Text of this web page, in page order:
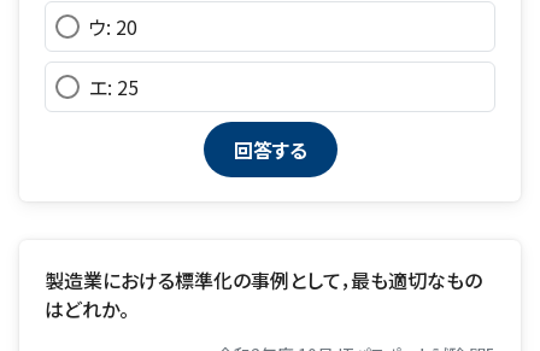
ウ: 20
エ: 25
製造業における標準化の事例として，最も適切なもの
はどれか。